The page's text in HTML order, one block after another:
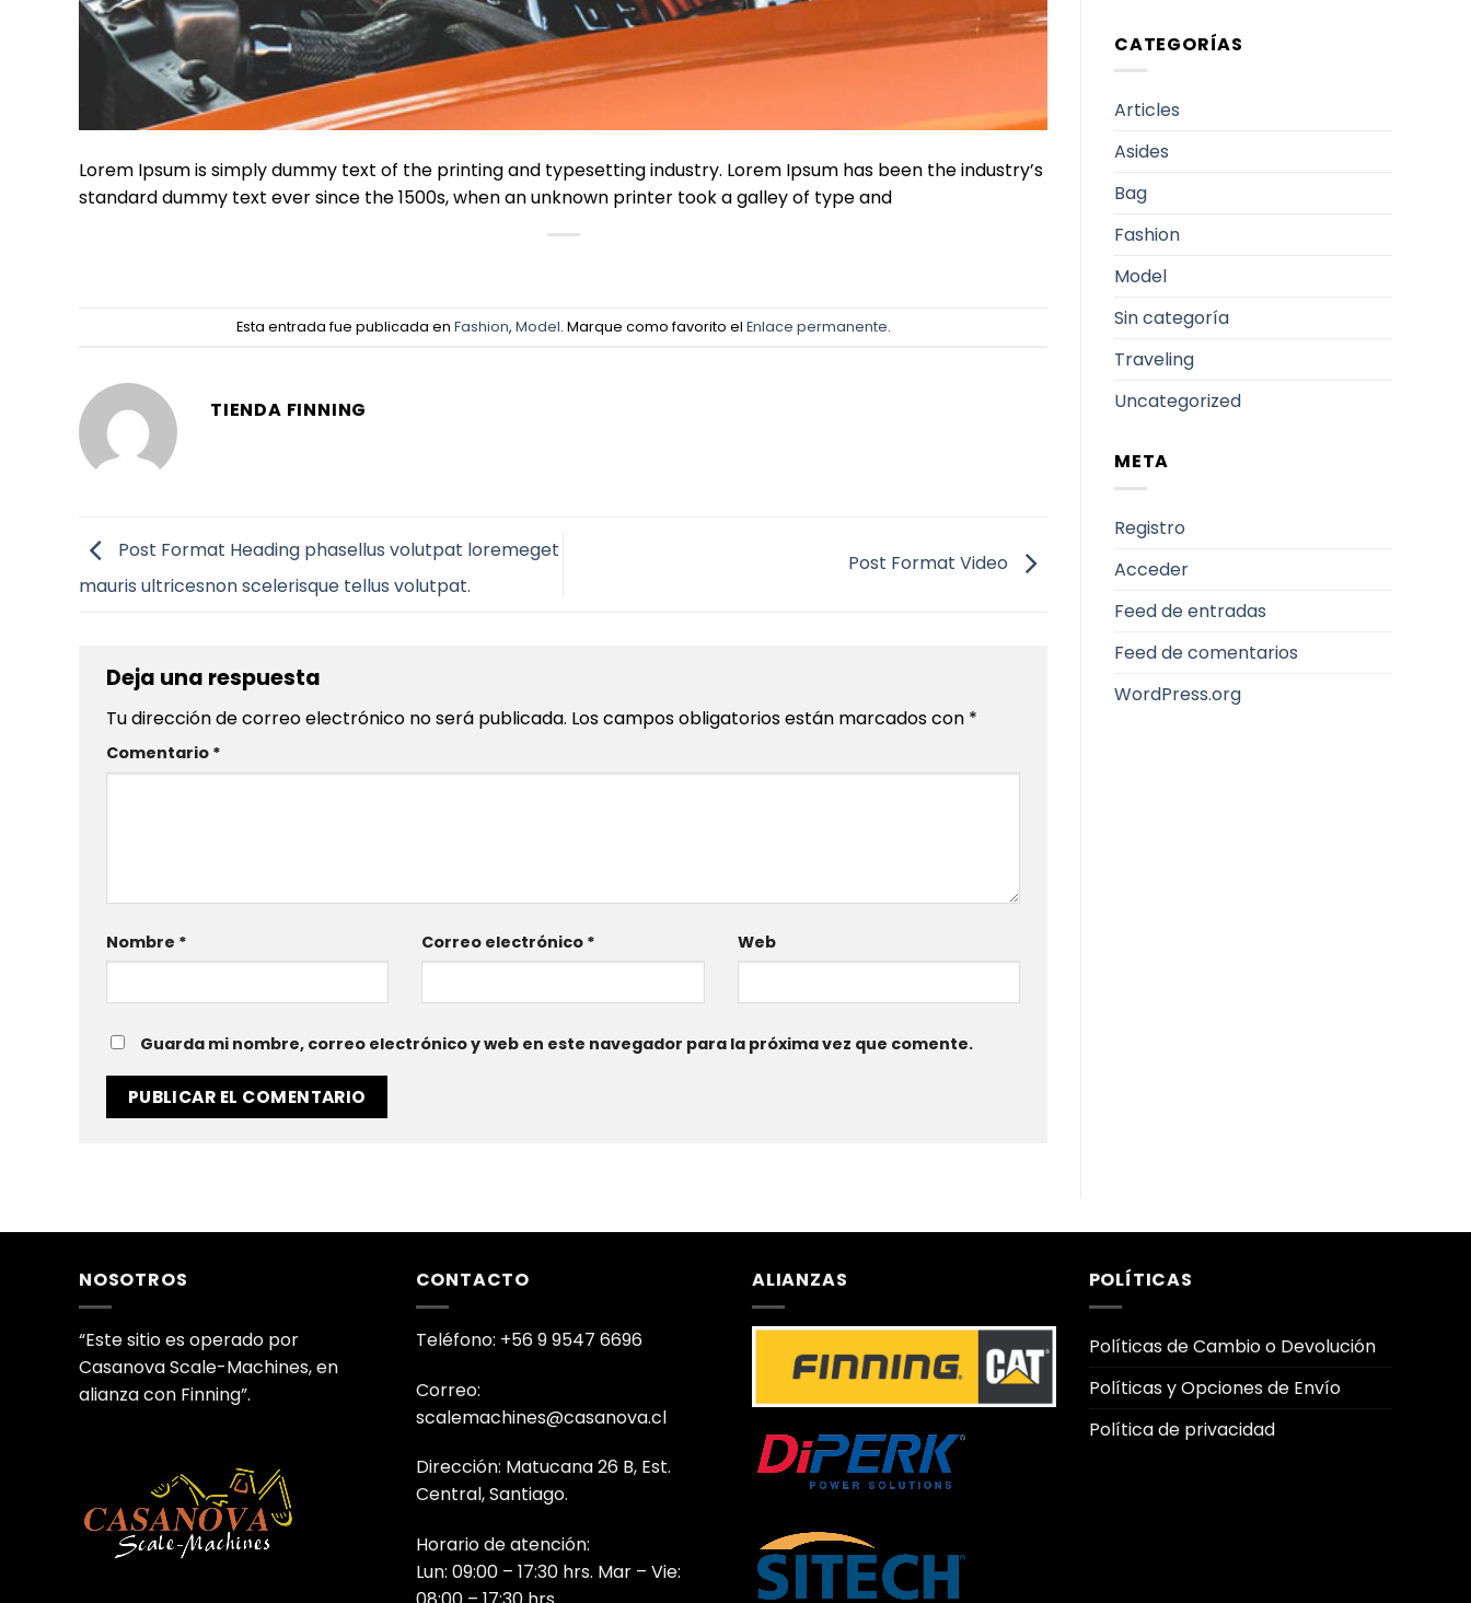
Lorem Ipsum is simply dummy text of the printing and typesetting industry. Lorem Ipsum has been the industry’s
standard dummy text ever since the 1500s, when an unknown printer took a galley of type and
Esta entrada fue publicada en Fashion, Model. Marque como favorito el Enlace permanente.
TIENDA FINNING
Post Format Heading phasellus volutpat loremeget
mauris ultricesnon scelerisque tellus volutpat.
Post Format Video
Deja una respuesta
Tu dirección de correo electrónico no será publicada. Los campos obligatorios están marcados con *
Comentario *
Nombre * Correo electrónico * Web
Guarda mi nombre, correo electrónico y web en este navegador para la próxima vez que comente.
CATEGORÍAS
Articles
Asides
Bag
Fashion
Model
Sin categoría
Traveling
Uncategorized
META
Registro
Acceder
Feed de entradas
Feed de comentarios
WordPress.org
NOSOTROS
“Este sitio es operado por
Casanova Scale-Machines, en
alianza con Finning”.
CONTACTO
Teléfono: +56 9 9547 6696
Correo:
scalemachines@casanova.cl
Dirección: Matucana 26 B, Est.
Central, Santiago.
Horario de atención:
Lun: 09:00 – 17:30 hrs. Mar – Vie:
ALIANZAS POLÍTICAS
Políticas de Cambio o Devolución
Políticas y Opciones de Envío
Política de privacidad